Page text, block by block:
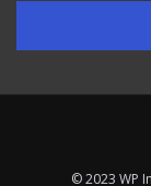
© 2023 WP